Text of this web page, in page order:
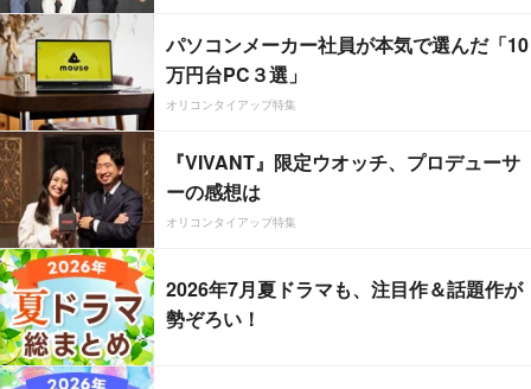
パソコンメーカー社員が本気で選んだ「10
万円台PC３選」
オリコンタイアップ特集
『VIVANT』限定ウオッチ、プロデューサ
ーの感想は
オリコンタイアップ特集
2026年7月夏ドラマも、注目作＆話題作が
勢ぞろい！